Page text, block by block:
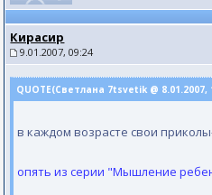
Кирасир
9.01.2007, 09:24
QUOTE(Светлана 7tsvetik @ 8.01.2007,
в каждом возрасте свои
опять из серии "Мышление